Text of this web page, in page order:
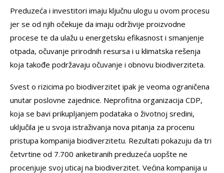
Preduzeća i investitori imaju ključnu ulogu u ovom procesu
jer se od njih očekuje da imaju održivije proizvodne
procese te da ulažu u energetsku efikasnost i smanjenje
otpada, očuvanje prirodnih resursa i u klimatska rešenja
koja takođe podržavaju očuvanje i obnovu biodiverziteta.
Svest o rizicima po biodiverzitet ipak je veoma ograničena
unutar poslovne zajednice. Neprofitna organizacija CDP,
koja se bavi prikupljanjem podataka o životnoj sredini,
uključila je u svoja istraživanja nova pitanja za procenu
pristupa kompanija biodiverzitetu. Rezultati pokazuju da tri
četvrtine od 7.700 anketiranih preduzeća uopšte ne
procenjuje svoj uticaj na biodiverzitet. Većina kompanija u